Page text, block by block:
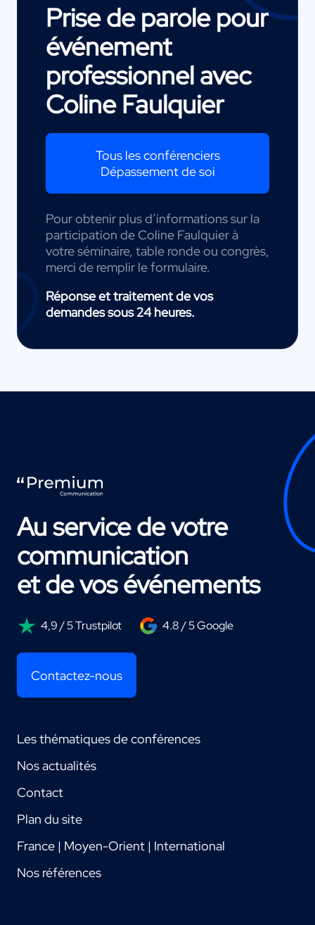
Prise de parole pour
événement
professionnel avec
Coline Faulquier
Tous les conférenciers
Dépassement de soi
Pour obtenir plus d’informations sur la
participation de Coline Faulquier à
votre séminaire, table ronde ou congrès,
merci de remplir le formulaire.
Réponse et traitement de vos
demandes sous 24 heures.
Au service de votre
communication
et de vos événements
4,9 / 5 Trustpilot 4.8 / 5 Google
Contactez-nous
Les thématiques de conférences
Nos actualités
Contact
Plan du site
France | Moyen-Orient | International
Nos références